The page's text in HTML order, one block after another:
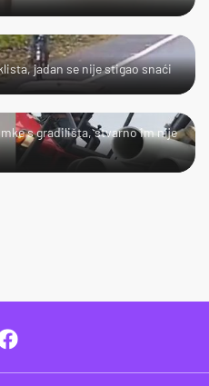
jadan se nije stigao snaći
s gradilišta, stvarno im nije